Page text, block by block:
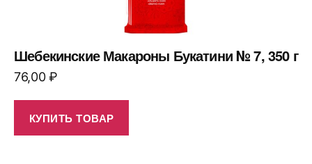
Шебекинские Макароны Букатини № 7, 350 г
76,00₽
КУПИТЬ ТОВАР